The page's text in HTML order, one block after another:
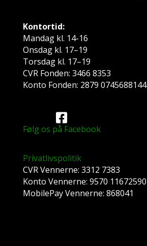
Kontortid:
Mandag kl. 14-16
Onsdag kl. 17–19
Torsdag kl. 17–19
CVR Fonden: 3466 8353
Konto Fonden: 2879 0745688144
Følg os på Facebook
Privatlivspolitik
CVR Vennerne: 3312 7383
Konto Vennerne: 9570 11672590
MobilePay Vennerne: 868041